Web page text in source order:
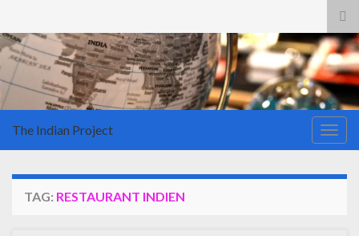
The Indian Project
TAG: RESTAURANT INDIEN